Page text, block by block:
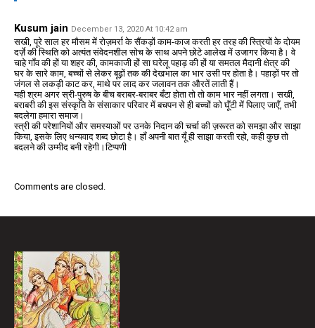
Kusum jain December 13, 2020 At 10:42 am
सखी, पूरे साल हर मौसम में रोज़मर्रा के सैंकड़ों काम-काज करती हर तरह की स्त्रियों के दोयम
दर्ज़े की स्थिति को अत्यंत संवेदनशील सोच के साथ अपने छोटे आलेख में उजागर किया है। वे
चाहे गाँव की हों या शहर की, कामकाजी हों सा घरेलू पहाड़ की हों या समतल मैदानी क्षेत्र की
घर के सारे काम, बच्चों से लेकर बूढ़ों तक की देखभाल का भार उसी पर होता है। पहाड़ों पर तो
जंगल से लकड़ी काट कर, माथे पर लाद कर जलावन तक औरतें लाती हैं।
यही श्रम अगर स्री-पुरुष के बीच बराबर-बराबर बँटा होता तो तो काम भार नहीं लगता। सखी,
बराबरी की इस संस्कृति के संसाकार परिवार में बचपन से ही बच्चों को घूँटी में पिलाए जाएँ, तभी
बदलेगा हमारा समाज।
स्त्री की परेशानियों और समस्याओं पर उनके निदान की चर्चा की ज़रूरत को समझा और साझा
किया, इसके लिए धन्यवाद शब्द छोटा है। हाँ अपनी बात यूँ ही साझा करती रहो, कही कुछ तो
बदलने की उम्मीद बनी रहेगी।टिप्पणी
Comments are closed.